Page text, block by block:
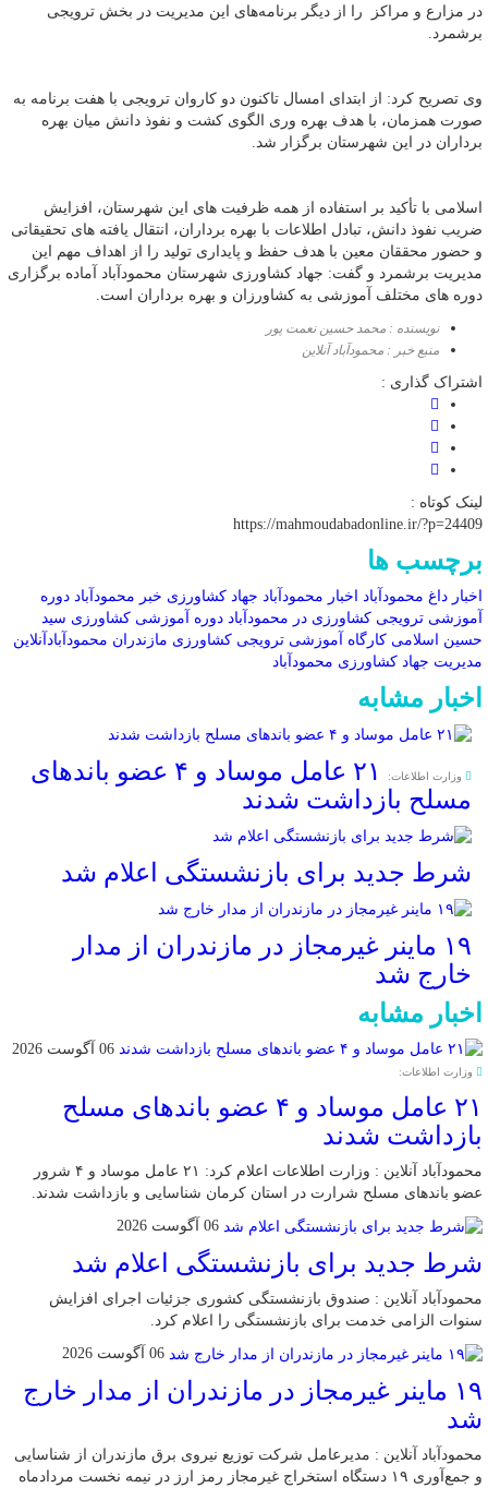
در مزارع و مراکز را از دیگر برنامه‌های این مدیریت در بخش ترویجی
برشمرد.
وی تصریح کرد: از ابتدای امسال تاکنون دو کاروان ترویجی با هفت برنامه به
صورت همزمان، با هدف بهره وری الگوی کشت و نفوذ دانش میان بهره
برداران در این شهرستان برگزار شد.
اسلامی با تأکید بر استفاده از همه ظرفیت های این شهرستان، افزایش
ضریب نفوذ دانش، تبادل اطلاعات با بهره برداران، انتقال یافته های تحقیقاتی
و حضور محققان معین با هدف حفظ و پایداری تولید را از اهداف مهم این
مدیریت برشمرد و گفت: جهاد کشاورزی شهرستان محمودآباد آماده برگزاری
دوره های مختلف آموزشی به کشاورزان و بهره برداران است.
نویسنده : محمد حسین نعمت پور
منبع خبر : محمودآباد آنلاین
اشتراک گذاری :
لینک کوتاه :
https://mahmoudabadonline.ir/?p=24409
برچسب ها
اخبار داغ محمودآباد اخبار محمودآباد جهاد کشاورزی خبر محمودآباد دوره
آموزشی ترویجی کشاورزی در محمودآباد دوره آموزشی کشاورزی سید
حسین اسلامی کارگاه آموزشی ترویجی کشاورزی مازندران محمودآبادآنلاین
مدیریت جهاد کشاورزی محمودآباد
اخبار مشابه
وزارت اطلاعات:
۲۱ عامل موساد و ۴ عضو باند‌های
مسلح بازداشت شدند
شرط جدید برای بازنشستگی اعلام شد
۱۹ ماینر غیرمجاز در مازندران از مدار
خارج شد
اخبار مشابه
06 آگوست 2026
وزارت اطلاعات:
۲۱ عامل موساد و ۴ عضو باند‌های مسلح
بازداشت شدند
محمودآباد آنلاین : وزارت اطلاعات اعلام کرد: ۲۱ عامل موساد و ۴ شرور
عضو باند‌های مسلح شرارت در استان کرمان شناسایی و بازداشت شدند.
06 آگوست 2026
شرط جدید برای بازنشستگی اعلام شد
محمودآباد آنلاین : صندوق بازنشستگی کشوری جزئیات اجرای افزایش
سنوات الزامی خدمت برای بازنشستگی را اعلام کرد.
06 آگوست 2026
۱۹ ماینر غیرمجاز در مازندران از مدار خارج
شد
محمودآباد آنلاین : مدیرعامل شرکت توزیع نیروی برق مازندران از شناسایی
و جمع‌آوری ۱۹ دستگاه استخراج غیرمجاز رمز ارز در نیمه نخست مردادماه